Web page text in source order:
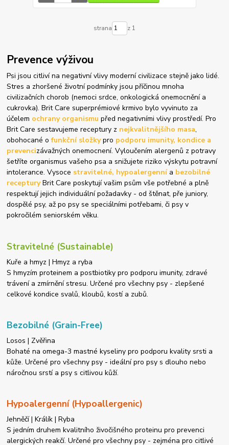
strana z 1
Prevence výživou
Psi jsou citliví na negativní vlivy moderní civilizace stejně jako lidé.
Stres a zhoršené životní podmínky jsou příčinou mnoha
civilizačních chorob (nemoci srdce, onkologická onemocnění a
cukrovka). Brit Care superprémiové krmivo bylo vyvinuto za
účelem ochrany organismu před negativními vlivy prostředí. Pro
Brit Care sestavujeme receptury z nejkvalitnějšího masa,
obohocané ofunkční složkypro podporu imunity, kondice a
prevencizávažných onemocnení. Vyloučením alergenů z potravy
šetříte organismus vašeho psa a snižujete riziko výskytu potravní
intolerance. Vysoce stravitelné, hypoalergennía bezobilné
recepturyBrit Care poskytují vašim psům vše potřebné a plně
respektují jejich individuální požadavky - od štěnat, pře juniory,
dospělé psy, až po psy se speciálními potřebami, či psy v
pokročilém seniorském věku.
Stravitelné (Sustainable)
Kuře a hmyz | Hmyz a ryba
S hmyzím proteinem a postbiotiky pro podporu imunity, zdravé
trávení a zmírnění stresu. Určené pro všechny psy - zlepšené
celkové kondice svalů, kloubů, kostí a zubů.
Bezobilné (Grain-Free)
Losos | Zvěřina
Bohaté na omega-3 mastné kyseliny pro podporu kvality srsti a
kůže. Určené pro všechny psy - ideální pro psy s dlouho nebo
náročnou srstí a psy s citlivou kůží.
Hypoalergenní (Hypoallergenic)
Jehněčí | Králík | Ryba
S jedním druhem kvalitního živočišného proteinu pro prevenci
alergických reakčí. Určené pro všechny psy - zejména pro citlivé